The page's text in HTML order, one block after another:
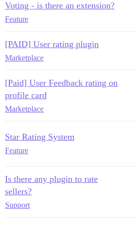
Voting - is there an extension?
Feature
[PAID] User rating plugin
Marketplace
[Paid] User Feedback rating on
profile card
Marketplace
Star Rating System
Feature
Is there any plugin to rate
sellers?
Support